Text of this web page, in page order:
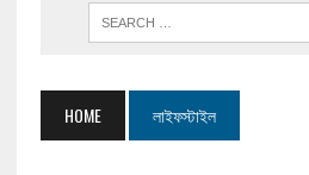
HOME লাইফস্টাইল